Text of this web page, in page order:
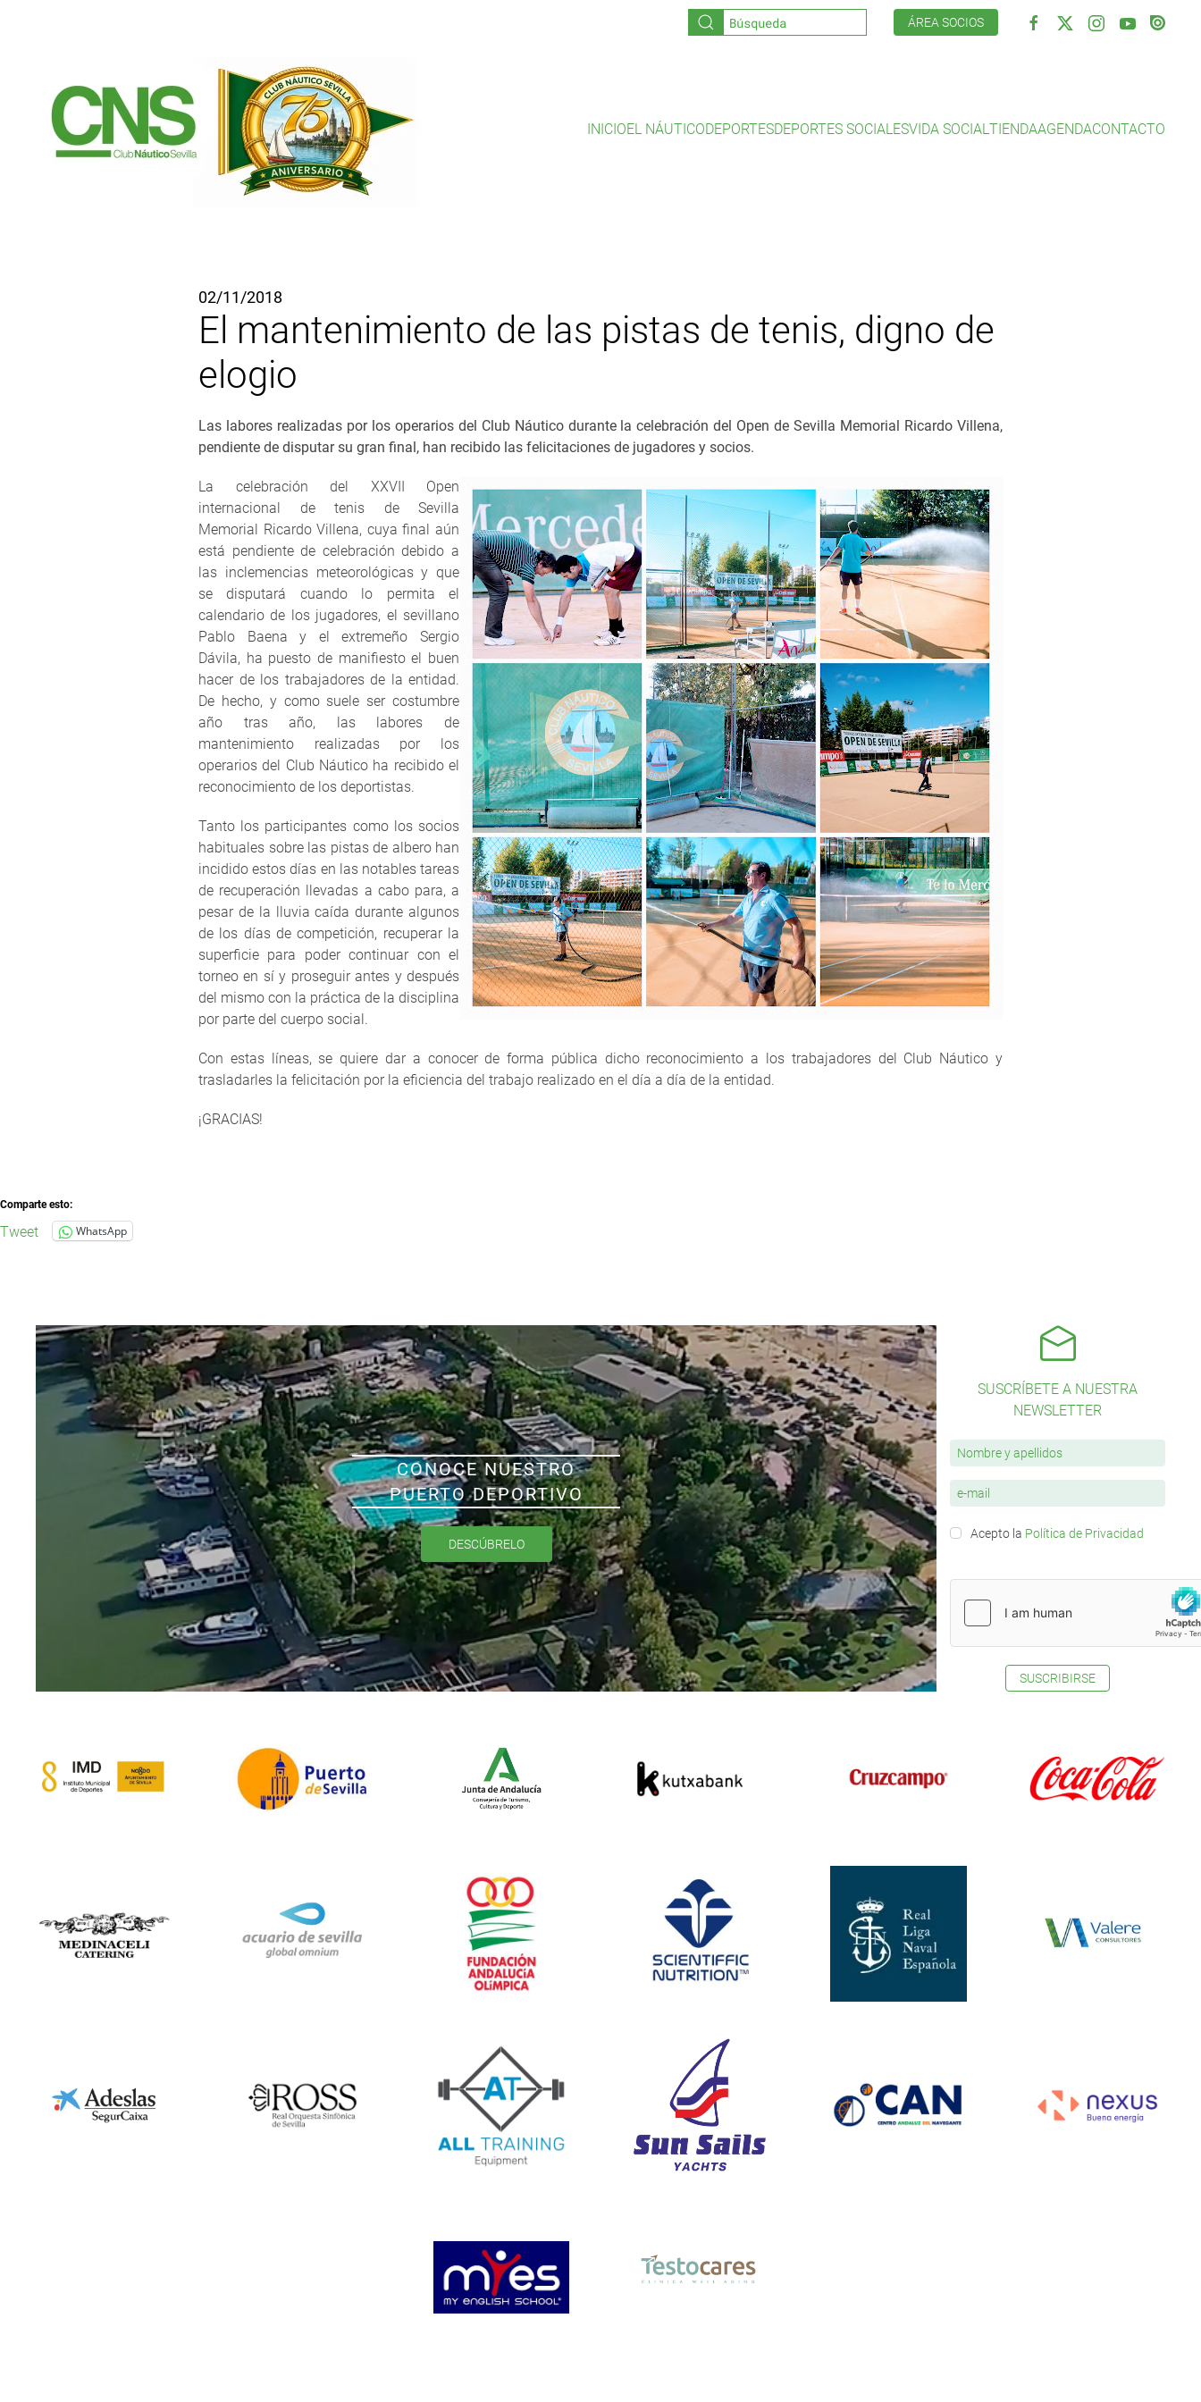
ÁREA SOCIOS
INICIOEL NÁUTICODEPORTESDEPORTES SOCIALESVIDA SOCIALTIENDAAGENDACONTACTO
02/11/2018
El mantenimiento de las pistas de tenis, digno de
elogio
Las labores realizadas por los operarios del Club Náutico durante la celebración del Open de Sevilla Memorial Ricardo Villena,
pendiente de disputar su gran final, han recibido las felicitaciones de jugadores y socios.
La celebración del XXVII Open
internacional de tenis de Sevilla
Memorial Ricardo Villena, cuya final aún
está pendiente de celebración debido a
las inclemencias meteorológicas y que
se disputará cuando lo permita el
calendario de los jugadores, el sevillano
Pablo Baena y el extremeño Sergio
Dávila, ha puesto de manifiesto el buen
hacer de los trabajadores de la entidad.
De hecho, y como suele ser costumbre
año tras año, las labores de
mantenimiento realizadas por los
operarios del Club Náutico ha recibido el
reconocimiento de los deportistas.
Tanto los participantes como los socios
habituales sobre las pistas de albero han
incidido estos días en las notables tareas
de recuperación llevadas a cabo para, a
pesar de la lluvia caída durante algunos
de los días de competición, recuperar la
superficie para poder continuar con el
torneo en sí y proseguir antes y después
del mismo con la práctica de la disciplina
por parte del cuerpo social.
Con estas líneas, se quiere dar a conocer de forma pública dicho reconocimiento a los trabajadores del Club Náutico y
trasladarles la felicitación por la eficiencia del trabajo realizado en el día a día de la entidad.
¡GRACIAS!
Comparte esto:
Tweet WhatsApp
CONOCE NUESTRO
PUERTO DEPORTIVO
DESCÚBRELO
SUSCRÍBETE A NUESTRA
NEWSLETTER
Acepto la Política de Privacidad
SUSCRIBIRSE